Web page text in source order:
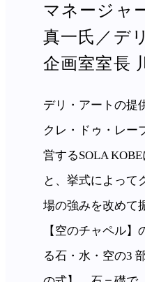
マネージャ
真一氏／デ
企画室室長
デリ・アートの提
クレ・ドゥ・レー
営するSOLA
と、挙式によって
場の強みを改めて
【空のチャペル
る石・水・空の3